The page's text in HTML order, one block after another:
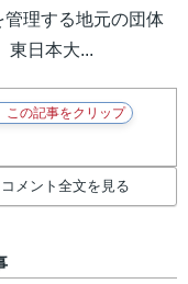
理する地元の団体
東日本大...
メント全文を見る